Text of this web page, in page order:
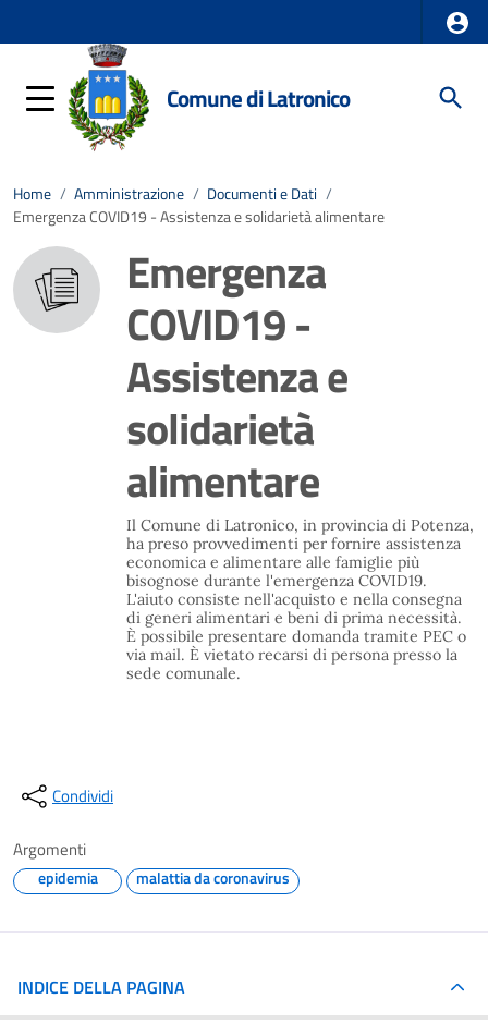
Comune di Latronico
Home / Amministrazione / Documenti e Dati /
Emergenza COVID19 - Assistenza e solidarietà alimentare
Emergenza
COVID19 -
Assistenza e
solidarietà
alimentare
Il Comune di Latronico, in provincia di Potenza,
ha preso provvedimenti per fornire assistenza
economica e alimentare alle famiglie più
bisognose durante l'emergenza COVID19.
L'aiuto consiste nell'acquisto e nella consegna
di generi alimentari e beni di prima necessità.
È possibile presentare domanda tramite PEC o
via mail. È vietato recarsi di persona presso la
sede comunale.
Condividi
Argomenti
epidemia malattia da coronavirus
INDICE DELLA PAGINA